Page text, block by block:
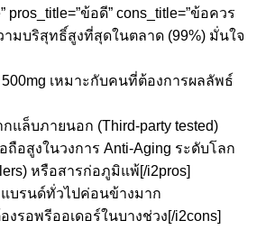
pros_title=”ข้อดี” cons_title=”ข้อควร
ามบริสุทธิ์สูงที่สุดในตลาด (99%) มั่นใจ
เหมาะกับคนที่ต้องการผลลัพธ์
แล็บภายนอก (Third-party tested)
อสูงในวงการ Anti-Aging ระดับโลก
หรือสารก่อภูมิแพ้[/i2pros]
แบรนด์ทั่วไปค่อนข้างมาก
รอพรีออเดอร์ในบางช่วง[/i2cons]